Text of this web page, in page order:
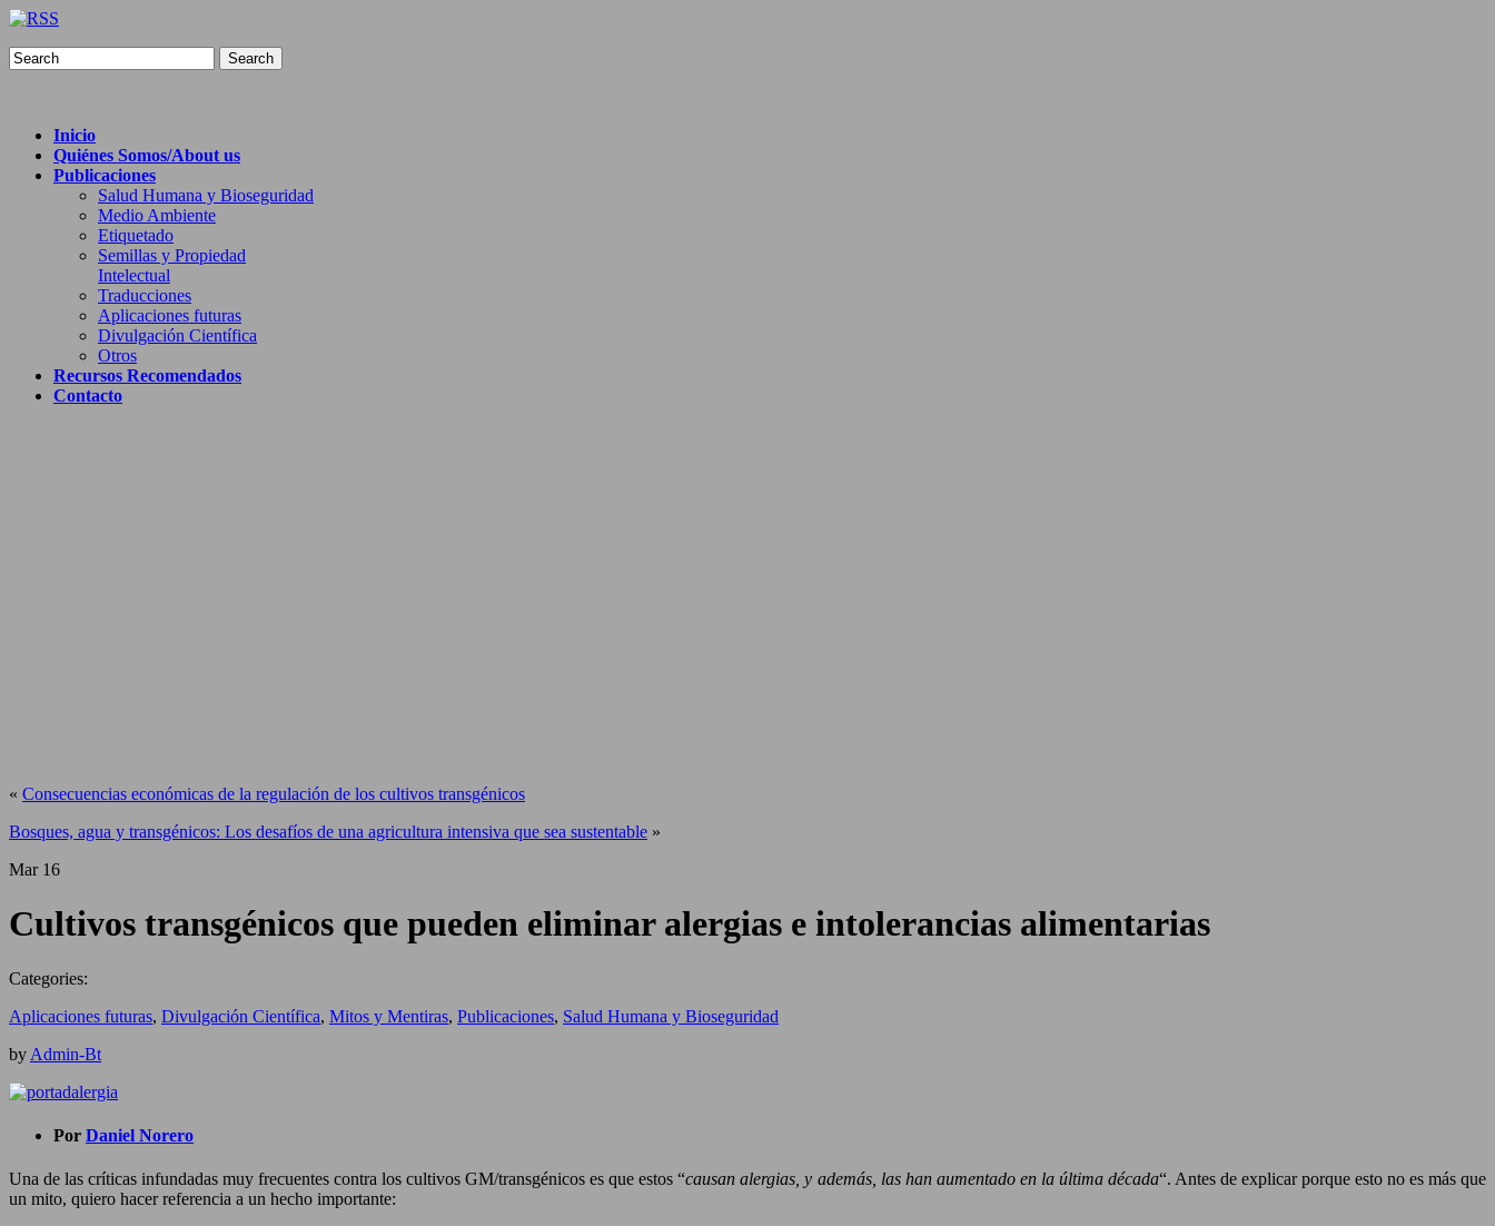
Search
Inicio
Quiénes Somos/About us
Publicaciones
Salud Humana y Bioseguridad
Medio Ambiente
Etiquetado
Semillas y Propiedad
Intelectual
Traducciones
Aplicaciones futuras
Divulgación Científica
Otros
Recursos Recomendados
Contacto
« Consecuencias económicas de la regulación de los cultivos transgénicos
Bosques, agua y transgénicos: Los desafíos de una agricultura intensiva que sea sustentable »
Mar 16
Cultivos transgénicos que pueden eliminar alergias e intolerancias alimentarias
Categories:
Aplicaciones futuras, Divulgación Científica, Mitos y Mentiras, Publicaciones, Salud Humana y Bioseguridad
by Admin-Bt
Por Daniel Norero
Una de las críticas infundadas muy frecuentes contra los cultivos GM/transgénicos es que estos “causan alergias, y además, las han aumentado en la última década“. Antes de explicar porque esto no es más que
un mito, quiero hacer referencia a un hecho importante: